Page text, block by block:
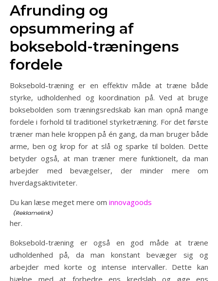
Afrunding og
opsummering af
boksebold-træningens
fordele
Boksebold-træning er en effektiv måde at træne både
styrke, udholdenhed og koordination på. Ved at bruge
boksebolden som træningsredskab kan man opnå mange
fordele i forhold til traditionel styrketræning. For det første
træner man hele kroppen på én gang, da man bruger både
arme, ben og krop for at slå og sparke til bolden. Dette
betyder også, at man træner mere funktionelt, da man
arbejder med bevægelser, der minder mere om
hverdagsaktiviteter.
Du kan læse meget mere om innovagoods
her.
Boksebold-træning er også en god måde at træne
udholdenhed på, da man konstant bevæger sig og
arbejder med korte og intense intervaller. Dette kan
hjælpe med at forbedre ens kredsløb og øge ens